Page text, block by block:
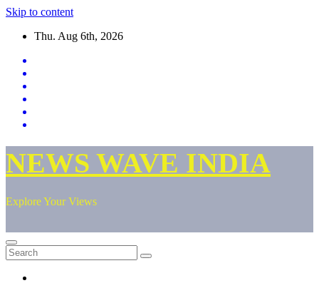
Skip to content
Thu. Aug 6th, 2026
NEWS WAVE INDIA
Explore Your Views